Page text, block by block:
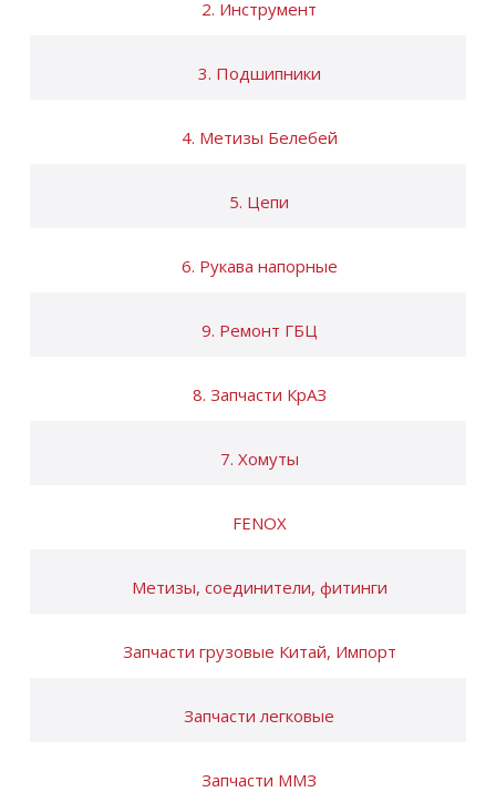
2. Инструмент
3. Подшипники
4. Метизы Белебей
5. Цепи
6. Рукава напорные
9. Ремонт ГБЦ
8. Запчасти КрАЗ
7. Хомуты
FENOX
Метизы, соединители, фитинги
Запчасти грузовые Китай, Импорт
Запчасти легковые
Запчасти ММЗ